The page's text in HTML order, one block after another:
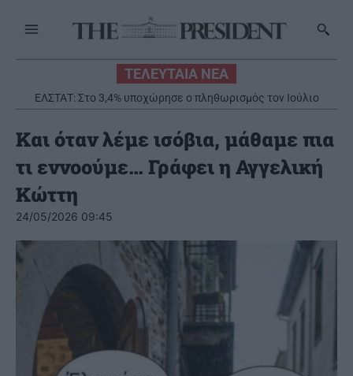
ΤΕΛΕΥΤΑΙΑ ΝΕΑ
ΕΛΣΤΑΤ: Στο 3,4% υποχώρησε ο πληθωρισμός τον Ιούλιο
Και όταν λέμε ισόβια, μάθαμε πια
τι εννοούμε… Γράφει η Αγγελική
Κώττη
24/05/2026 09:45